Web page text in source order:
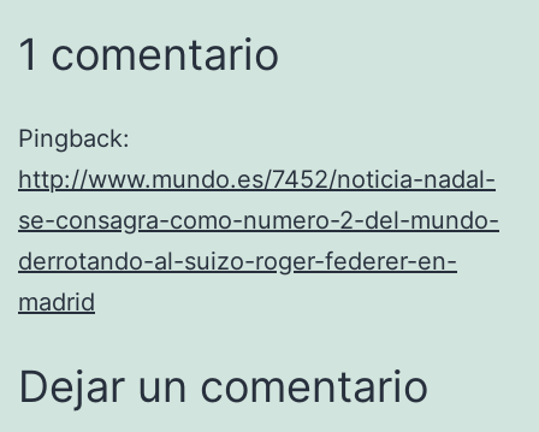
1 comentario
Pingback:
http://www.mundo.es/7452/noticia-nadal-
se-consagra-como-numero-2-del-mundo-
derrotando-al-suizo-roger-federer-en-
madrid
Dejar un comentario